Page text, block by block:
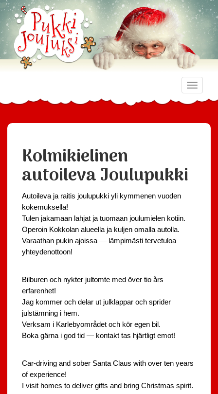
Toggle
Kolmikielinen
autoileva Joulupukki
Autoileva ja raitis joulupukki yli kymmenen vuoden
kokemuksella!
Tulen jakamaan lahjat ja tuomaan joulumielen kotiin.
Operoin Kokkolan alueella ja kuljen omalla autolla.
Varaathan pukin ajoissa — lämpimästi tervetuloa
yhteydenottoon!
Bilburen och nykter jultomte med över tio års
erfarenhet!
Jag kommer och delar ut julklappar och sprider
julstämning i hem.
Verksam i Karlebyområdet och kör egen bil.
Boka gärna i god tid — kontakt tas hjärtligt emot!
Car-driving and sober Santa Claus with over ten years
of experience!
I visit homes to deliver gifts and bring Christmas spirit.